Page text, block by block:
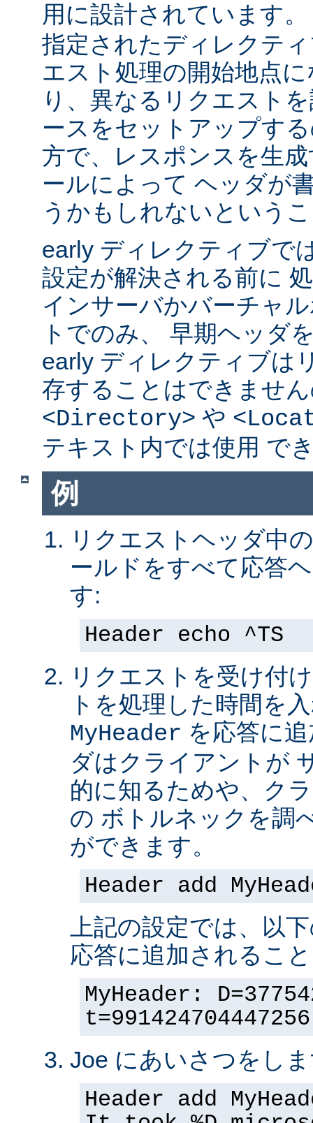
用に設計されています
指定されたディレクテ
エスト処理の開始地点
り、異なるリクエスト
ースをセットアップす
方で、レスポンスを生
ールによって ヘッダが
うかもしれないという
early ディレクティブで
設定が解決される前に
インサーバかバーチャ
トでのみ、 早期ヘッダ
early ディレクティブは
存することはできませ
<Directory> や
テキスト内では使用 で
例
リクエストヘッダ中
ールドをすべて応答
す:
Header echo ^TS
リクエストを受け付
トを処理した時間を
MyHeader を応答に
ダはクライアントが
的に知るためや、ク
の ボトルネックを調
ができます。
Header add
上記の設定では、以
応答に追加されるこ
MyHeader:
t=991424704447256
Joe にあいさつをし
Header add